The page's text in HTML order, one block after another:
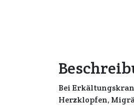
Bei
Herzklopfen,